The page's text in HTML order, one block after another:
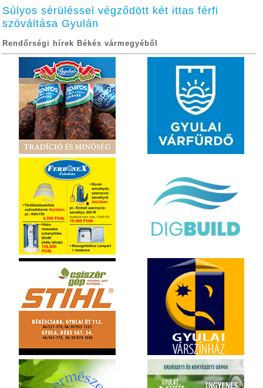
Súlyos sérüléssel végződött két ittas férfi
szóváltása Gyulán
Rendőrségi hírek Békés vármegyéből